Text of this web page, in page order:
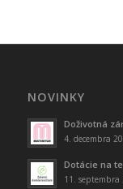
NOVINKY
Doživotná
4. decembra
Dotácie na
11. septembra